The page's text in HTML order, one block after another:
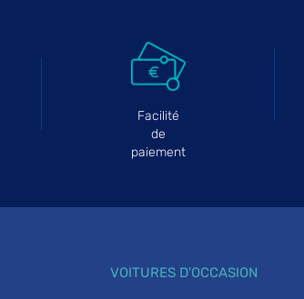
Facilité
de
paiement
VOITURES D'OCCASION